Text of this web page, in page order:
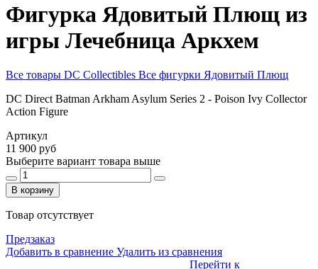
Фигурка Ядовитый Плющ из
игры Лечебница Аркхем
Все товары DC Collectibles Все фигурки Ядовитый Плющ
DC Direct Batman Arkham Asylum Series 2 - Poison Ivy Collector
Action Figure
Артикул
11 900 руб
Выберите вариант товара выше
В корзину
Товар отсутствует
Предзаказ
Добавить в сравнение Удалить из сравнения
Перейти к